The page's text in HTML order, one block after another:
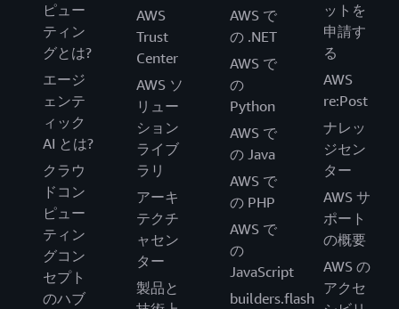
ピュー
ティン
グとは?
エージ
ェンテ
ィック
AI とは?
クラウ
ドコン
ピュー
ティン
グコン
セプト
のハブ
AWS
Trust
Center
AWS ソ
リュー
ション
ライブ
ラリ
アーキ
テクチ
ャセン
ター
製品と
AWS で
の .NET
AWS で
の
Python
AWS で
の Java
AWS で
の PHP
AWS で
の
JavaScript
builders.flash
ットを
申請す
る
AWS
re:Post
ナレッ
ジセン
ター
AWS サ
ポート
の概要
AWS の
アクセ